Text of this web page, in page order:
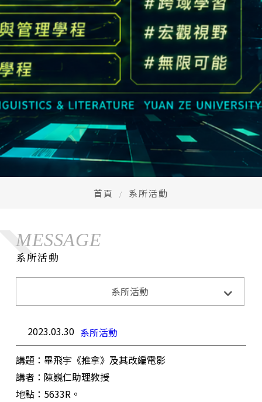
Email：cldept@saturn.yzu.edu.tw
校本部電話：+886-3-4638800 #2706,2707
地址：桃園市中壢區遠東路 135 號  元智五館 6 樓
首頁 系所活動
MESSAGE
系所活動
系所活動系所公告 招生訊息
2023.03.30 系所活動
講題：畢飛宇《推拿》及其改編電影
講者：陳巍仁助理教授
地點：5633R。